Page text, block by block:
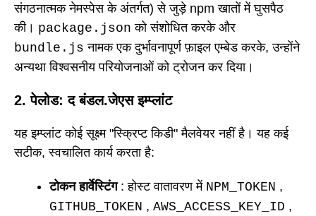
संगठनात्मक नेमस्पेस के अंतर्गत) से जुड़े npm खातों में घुसपैठ
की। package.json को संशोधित करके और
bundle.js नामक एक दुर्भावनापूर्ण फ़ाइल एम्बेड करके, उन्होंने
अन्यथा विश्वसनीय परियोजनाओं को ट्रोजन कर दिया।
2. पेलोड: द बंडल.जेएस इम्प्लांट
यह इम्प्लांट कोई सूक्ष्म "स्क्रिप्ट किडी" मैलवेयर नहीं है। यह कई
सटीक, स्वचालित कार्य करता है:
टोकन हार्वेस्टिंग: होस्ट वातावरण में NPM_TOKEN ,
GITHUB_TOKEN , AWS_ACCESS_KEY_ID ,